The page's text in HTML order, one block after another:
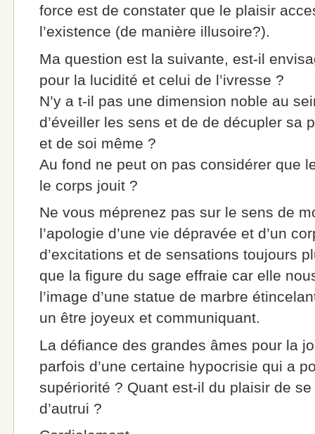
force est de constater que le plaisir
l’existence (de manière illusoire?).
Ma question est la suivante, est-il
pour la lucidité et celui de l’ivresse ?
N’y a t-il pas une dimension noble au
d’éveiller les sens et de de décupler sa
et de soi même ?
Au fond ne peut on pas considérer que
le corps jouit ?
Ne vous méprenez pas sur le sens de
l’apologie d’une vie dépravée et d’un
d’excitations et de sensations toujours
que la figure du sage effraie car elle
l’image d’une statue de marbre
un être joyeux et communiquant.
La défiance des grandes âmes pour la
parfois d’une certaine hypocrisie qui a
supériorité ? Quant est-il du plaisir de
d’autrui ?